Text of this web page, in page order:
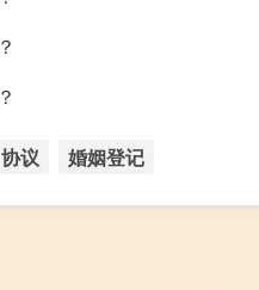
协议 婚姻登记